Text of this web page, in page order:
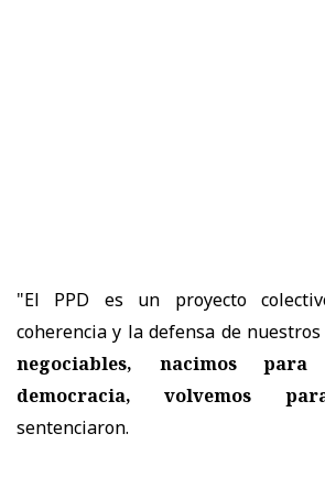
"El PPD es un proyecto
coherencia y la defensa de
negociables, nacimos
democracia, volvemos
sentenciaron.